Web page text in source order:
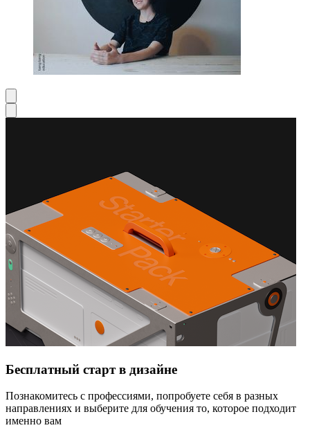
Бесплатный старт в дизайне
Познакомитесь с профессиями, попробуете себя в разных
направлениях и выберите для обучения то, которое подходит
именно вам